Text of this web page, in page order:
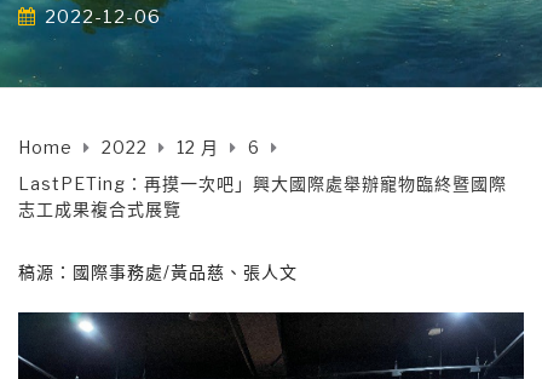
2022-12-06
Home 2022 12 月
6
LastPETing：再摸一次吧」興大國際處舉辦寵物臨終暨國際
志工成果複合式展覽
稿源：國際事務處/黃品慈、張人文